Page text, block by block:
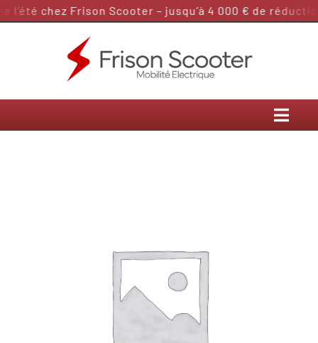
Passer
l’été chez Frison Scooter – jusqu’à 4 000 € de